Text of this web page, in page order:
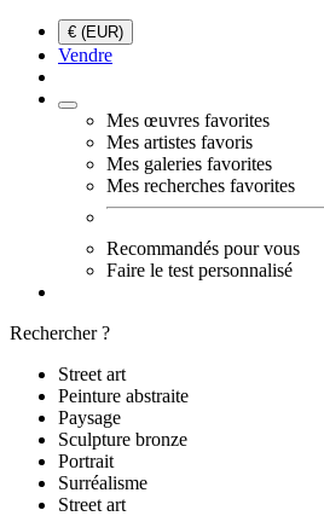
€ (EUR)
Vendre
Mes œuvres favorites
Mes artistes favoris
Mes galeries favorites
Mes recherches favorites
Recommandés pour vous
Faire le test personnalisé
Rechercher ?
Street art
Peinture abstraite
Paysage
Sculpture bronze
Portrait
Surréalisme
Street art